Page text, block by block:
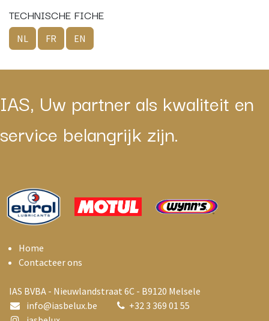
TECHNISCHE FICHE
NL FR EN
IAS, Uw partner als kwaliteit en
service belangrijk zijn.
Home
Contacteer ons
IAS BVBA - Nieuwlandstraat 6C - B9120 Melsele
info@iasbelux.be +32 3 369 01 55